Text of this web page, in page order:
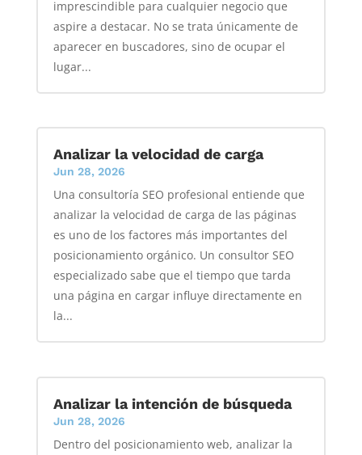
imprescindible para cualquier negocio que
aspire a destacar. No se trata únicamente de
aparecer en buscadores, sino de ocupar el
lugar...
Analizar la velocidad de carga
Jun 28, 2026
Una consultoría SEO profesional entiende que
analizar la velocidad de carga de las páginas
es uno de los factores más importantes del
posicionamiento orgánico. Un consultor SEO
especializado sabe que el tiempo que tarda
una página en cargar influye directamente en
la...
Analizar la intención de búsqueda
Jun 28, 2026
Dentro del posicionamiento web, analizar la